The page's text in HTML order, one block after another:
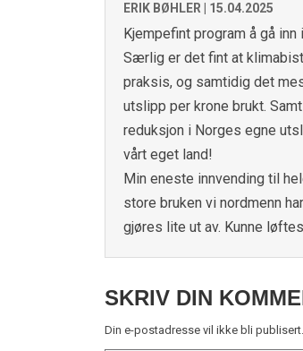
ERIK BØHLER | 15.04.2025
Kjempefint program å gå
Særlig er det fint at
praksis, og samtidig det
utslipp per krone brukt.
reduksjon i Norges egne
vårt eget land!
Min eneste innvending til
store bruken vi nordmenn
gjøres lite ut av. Kunne
SKRIV DIN
Din e-postadresse vil ikke bli publisert.